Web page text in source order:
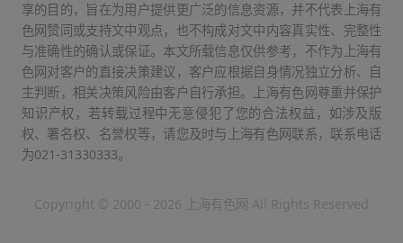
享的目的，旨在为用户提供更广泛的信息资源，并不代表上海有
色网赞同或支持文中观点，也不构成对文中内容真实性、完整性
与准确性的确认或保证。本文所载信息仅供参考，不作为上海有
色网对客户的直接决策建议，客户应根据自身情况独立分析、自
主判断，相关决策风险由客户自行承担。上海有色网尊重并保护
知识产权，若转载过程中无意侵犯了您的合法权益，如涉及版
权、署名权、名誉权等，请您及时与上海有色网联系，联系电话
为021-31330333。
Copyright © 2000 - 2026 上海有色网 All Rights Reserved